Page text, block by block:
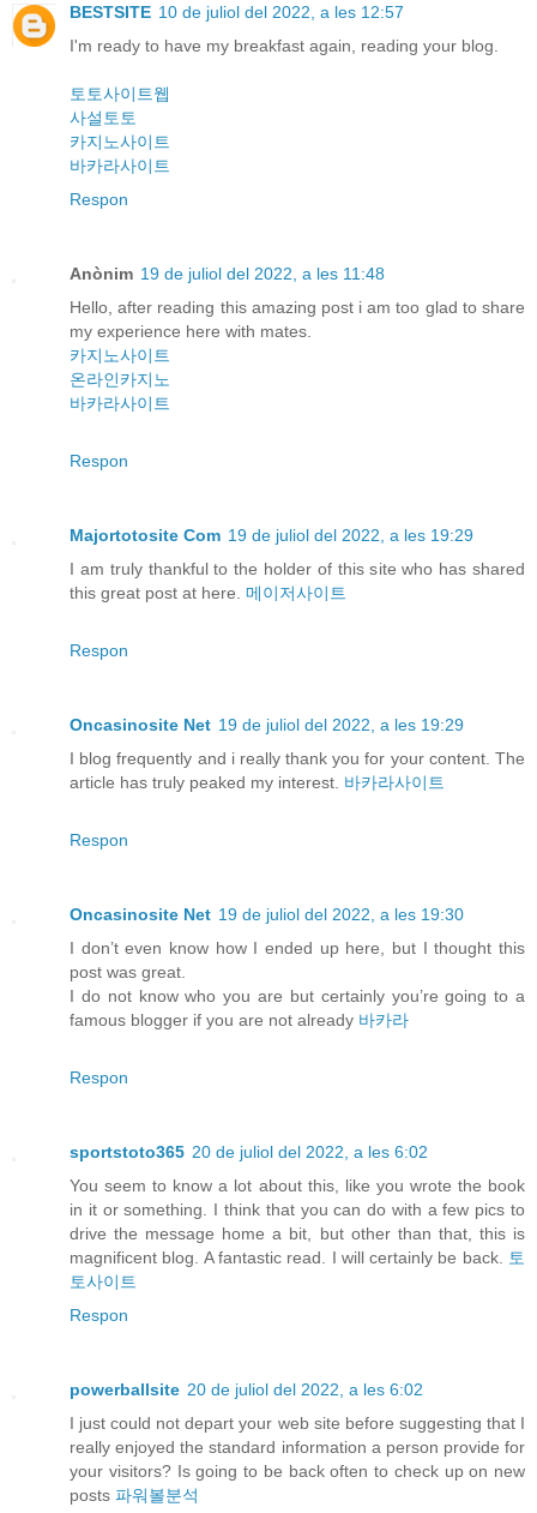
BESTSITE 10 de juliol del 2022, a les 12:57
I'm ready to have my breakfast again, reading your blog.
토토사이트웹
사설토토
카지노사이트
바카라사이트
Respon
Anònim 19 de juliol del 2022, a les 11:48
Hello, after reading this amazing post i am too glad to share
my experience here with mates.
카지노사이트
온라인카지노
바카라사이트
Respon
Majortotosite Com 19 de juliol del 2022, a les 19:29
I am truly thankful to the holder of this site who has shared
this great post at here. 메이저사이트
Respon
Oncasinosite Net 19 de juliol del 2022, a les 19:29
I blog frequently and i really thank you for your content. The
article has truly peaked my interest. 바카라사이트
Respon
Oncasinosite Net 19 de juliol del 2022, a les 19:30
I don’t even know how I ended up here, but I thought this
post was great.
I do not know who you are but certainly you’re going to a
famous blogger if you are not already 바카라
Respon
sportstoto365 20 de juliol del 2022, a les 6:02
You seem to know a lot about this, like you wrote the book
in it or something. I think that you can do with a few pics to
drive the message home a bit, but other than that, this is
magnificent blog. A fantastic read. I will certainly be back.
토
토사이트
Respon
powerballsite 20 de juliol del 2022, a les 6:02
I just could not depart your web site before suggesting that I
really enjoyed the standard information a person provide for
your visitors? Is going to be back often to check up on new
posts 파워볼분석